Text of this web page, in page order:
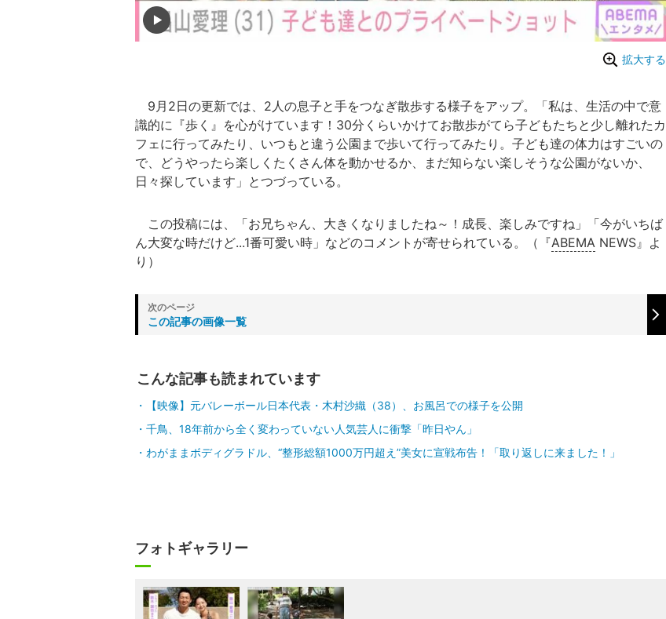
拡大する
9月2日の更新では、2人の息子と手をつなぎ散歩する様子をアップ。「私は、生活の中で意
識的に『歩く』を心がけています！30分くらいかけてお散歩がてら子どもたちと少し離れたカ
フェに行ってみたり、いつもと違う公園まで歩いて行ってみたり。子ども達の体力はすごいの
で、どうやったら楽しくたくさん体を動かせるか、まだ知らない楽しそうな公園がないか、
日々探しています」とつづっている。
この投稿には、「お兄ちゃん、大きくなりましたね～！成長、楽しみですね」「今がいちば
ん大変な時だけど...1番可愛い時」などのコメントが寄せられている。（『ABEMA NEWS』よ
り）
この記事の画像一覧
こんな記事も読まれています
【映像】元バレーボール日本代表・木村沙織（38）、お風呂での様子を公開
千鳥、18年前から全く変わっていない人気芸人に衝撃「昨日やん」
わがままボディグラドル、“整形総額1000万円超え”美女に宣戦布告！「取り返しに来ました！」
フォトギャラリー